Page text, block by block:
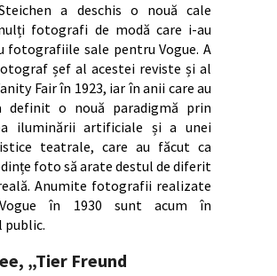
a deschis o nouă cale
fotografi de modă care i-au
fotografiile sale pentru Vogue. A
șef al acestei reviste și al
Fair în 1923, iar în anii care au
definit o nouă paradigmă prin
iluminării artificiale și a unei
teatrale, care au făcut ca
foto să arate destul de diferit
Anumite fotografii realizate
în 1930 sunt acum în
public.
„Tier Freund